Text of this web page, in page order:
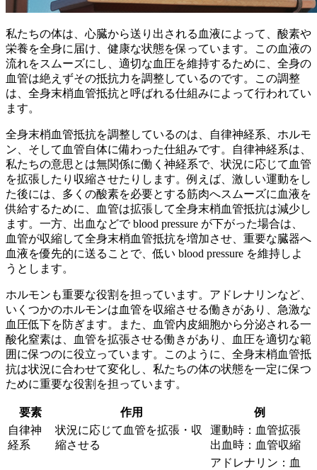
私たちの体は、心臓から送り出される血液によって、酸素や
栄養を全身に届け、健康な状態を保っています。この血液の
流れをスムーズにし、適切な血圧を維持するために、 全身の
血管は絶えずその抵抗力を調整しているのです。この調整
は、全身末梢血管抵抗と呼ばれる仕組みによって行われてい
ます。
全身末梢血管抵抗を調整しているのは、自律神経系、ホルモ
ン、そして血管自体に備わった仕組みです。自律神経系は、
私たちの意思とは無関係に働く神経系で、 状況に応じて血管
を拡張したり収縮させたり します。例えば、激しい運動をし
た後には、多くの酸素を必要とする筋肉へスムーズに血液を
供給するために、血管は拡張して全身末梢血管抵抗は減少し
ます。一方、出血などで blood pressure が下がった場合は、
血管が収縮して全身末梢血管抵抗を増加させ、 重要な臓器へ
血液を優先的に送る ことで、低い blood pressure を維持しよ
うとします。
ホルモンも重要な役割を担っています。アドレナリンなど、
いくつかのホルモンは血管を収縮させる働きがあり、急激な
血圧低下を防ぎます。また、血管内皮細胞から分泌される一
酸化窒素は、血管を拡張させる働きがあり、
血圧を適切な範
囲に保つのに役立っています。このように、全身末梢血管抵
抗は状況に合わせて変化し、私たちの体の状態を一定に保つ
ために重要な役割を担っています。
要素 作用
例
自律神
経系
状況に応じて血管を拡張・収
縮させる
運動時：血管拡張
出血時：血管収縮
アドレナリン：血